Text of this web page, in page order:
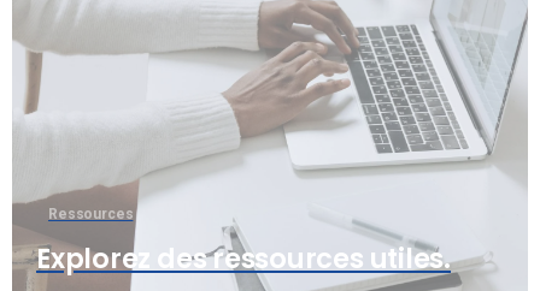
Ressources
Explorez des ressources utiles.